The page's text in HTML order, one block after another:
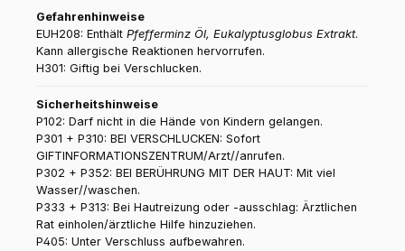
Gefahrenhinweise
EUH208: Enthält Pfefferminz Öl, Eukalyptusglobus Extrakt.
Kann allergische Reaktionen hervorrufen.
H301: Giftig bei Verschlucken.
Sicherheitshinweise
P102: Darf nicht in die Hände von Kindern gelangen.
P301 + P310: BEI VERSCHLUCKEN: Sofort
GIFTINFORMATIONSZENTRUM/Arzt//anrufen.
P302 + P352: BEI BERÜHRUNG MIT DER HAUT: Mit viel
Wasser//waschen.
P333 + P313: Bei Hautreizung oder -ausschlag: Ärztlichen
Rat einholen/ärztliche Hilfe hinzuziehen.
P405: Unter Verschluss aufbewahren.